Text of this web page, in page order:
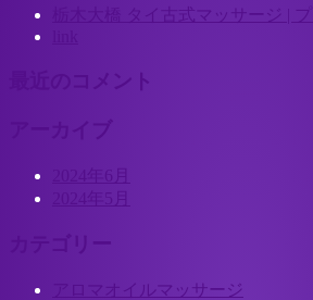
栃木大橋 タイ古式マッサージ | プ
最近のコメント
カテゴリー
アロマオイルマッサージ